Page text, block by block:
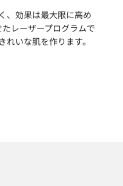
、効果は最大限に高め
レーザープログラムで
れいな肌を作ります。